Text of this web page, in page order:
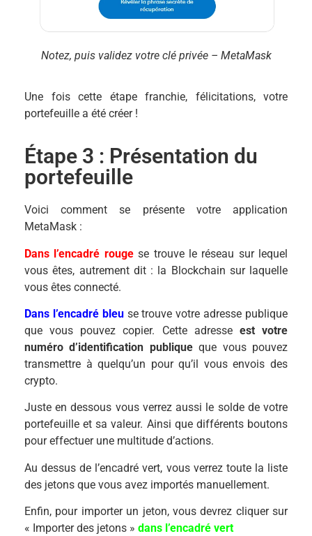
Notez, puis validez votre clé privée – MetaMask
Une fois cette étape franchie, félicitations, votre
portefeuille a été créer !
Étape 3 : Présentation du
portefeuille
Voici comment se présente votre application
MetaMask :
Dans l’encadré rougese trouve le réseau sur lequel
vous êtes, autrement dit : la Blockchain sur laquelle
vous êtes connecté.
Dans l’encadré bleu se trouve votre adresse publique
que vous pouvez copier. Cette adresse est votre
numéro d’identification publiqueque vous pouvez
transmettre à quelqu’un pour qu’il vous envois des
crypto.
Juste en dessous vous verrez aussi le solde de votre
portefeuille et sa valeur. Ainsi que différents boutons
pour effectuer une multitude d’actions.
Au dessus de l’encadré vert, vous verrez toute la liste
des jetons que vous avez importés manuellement.
Enfin, pour importer un jeton, vous devrez cliquer sur
« Importer des jetons » dans l’encadré vert